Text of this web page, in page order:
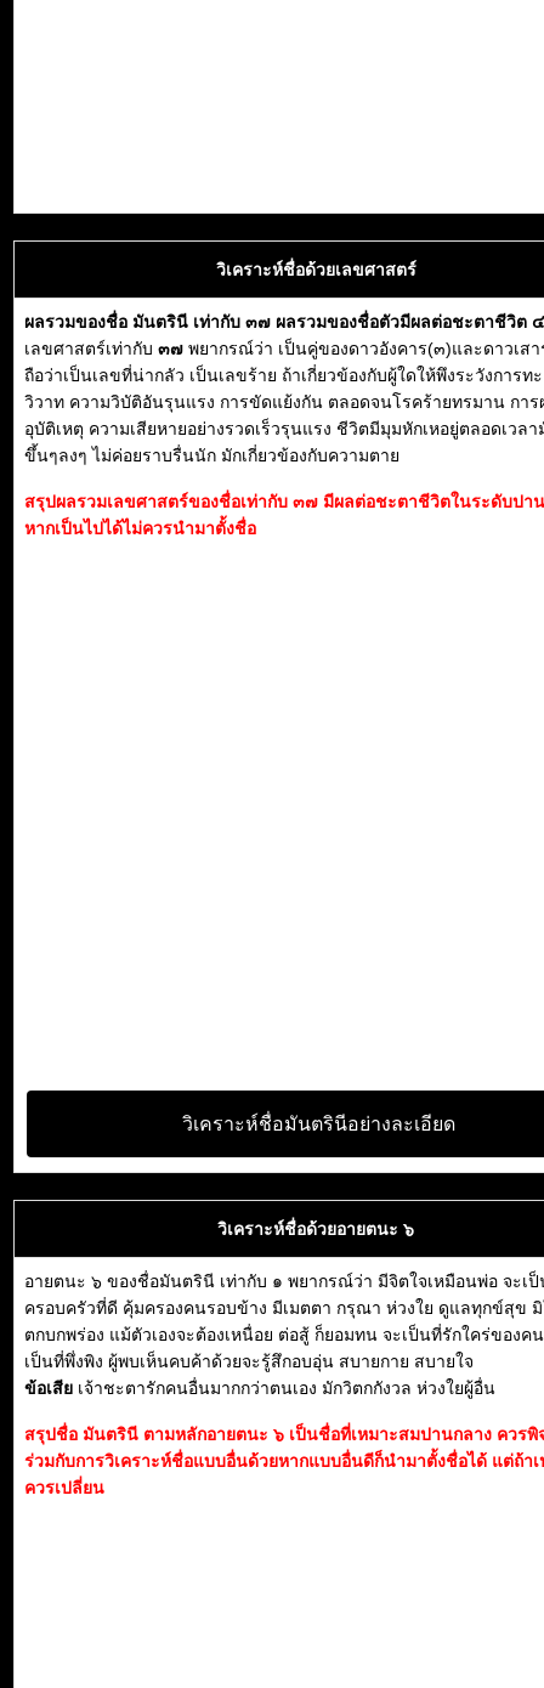
วิเคราะห์ชื่อด้วยเลขศาสตร์
ผลรวมของชื่อ มันตรินี เท่ากับ ๓๗ ผลรวมของชื่อตัวมีผลต่อชะตาชีวิต
เลขศาสตร์เท่ากับ ๓๗ พยากรณ์ว่า เป็นคู่ของดาวอังคาร(๓)และดาวเส
ถือว่าเป็นเลขที่น่ากลัว เป็นเลขร้าย ถ้าเกี่ยวข้องกับผู้ใดให้พึงระวังการทะ
วิวาท ความวิบัติอันรุนแรง การขัดแย้งกัน ตลอดจนโรคร้ายทรมาน การ
อุบัติเหตุ ความเสียหายอย่างรวดเร็วรุนแรง ชีวิตมีมุมหักเหอยู่ตลอดเวลา
ขึ้นๆลงๆ ไม่ค่อยราบรื่นนัก มักเกี่ยวข้องกับความตาย
สรุปผลรวมเลขศาสตร์ของชื่อเท่ากับ ๓๗ มีผลต่อชะตาชีวิตในระดับปา
หากเป็นไปได้ไม่ควรนำมาตั้งชื่อ
วิเคราะห์ชื่อมันตรินีอย่างละเอียด
วิเคราะห์ชื่อด้วยอายตนะ ๖
อายตนะ ๖ ของชื่อมันตรินี เท่ากับ ๑ พยากรณ์ว่า มีจิตใจเหมือนพ่อ จะเ
ครอบครัวที่ดี คุ้มครองคนรอบข้าง มีเมตตา กรุณา ห่วงใย ดูแลทุกข์สุข
ตกบกพร่อง แม้ตัวเองจะต้องเหนื่อย ต่อสู้ ก็ยอมทน จะเป็นที่รักใคร่ของค
เป็นที่พึ่งพิง ผู้พบเห็นคบค้าด้วยจะรู้สึกอบอุ่น สบายกาย สบายใจ
ข้อเสีย เจ้าชะตารักคนอื่นมากกว่าตนเอง มักวิตกกังวล ห่วงใยผู้อื่น
สรุปชื่อ มันตรินี ตามหลักอายตนะ ๖ เป็นชื่อที่เหมาะสมปานกลาง ควร
ร่วมกับการวิเคราะห์ชื่อแบบอื่นด้วยหากแบบอื่นดีก็นำมาตั้งชื่อได้ แต่ถ้า
ควรเปลี่ยน